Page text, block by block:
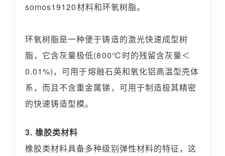
somos19120材料和环氧树脂。
环氧树脂是一种便于铸造的激光快速成型树
脂，它含灰量极低(800℃时的残留含灰量＜
0.01%)，可用于熔融石英和氧化铝高温型壳体
系，而且不含重金属锑，可用于制造极其精密
的快速铸造型模。
3. 橡胶类材料
橡胶类材料具备多种级别弹性材料的特征，这